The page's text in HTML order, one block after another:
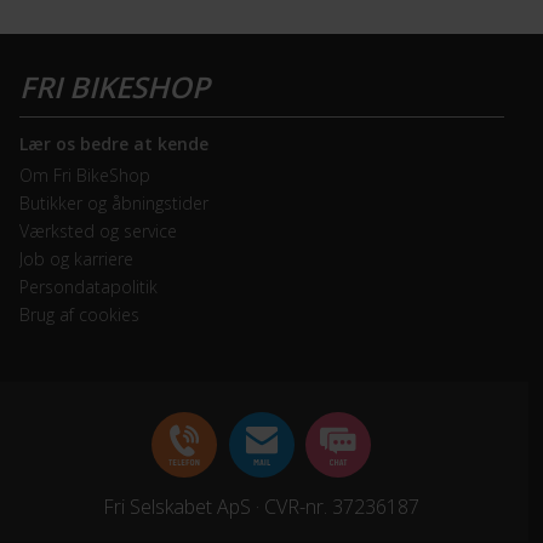
Lær os bedre at kende
Om Fri BikeShop
Butikker og åbningstider
Værksted og service
Job og karriere
Persondatapolitik
Brug af cookies
Fri Selskabet ApS · CVR-nr. 37236187